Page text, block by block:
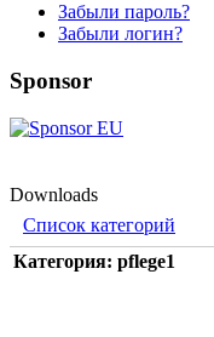
Забыли пароль?
Забыли логин?
Sponsor
Downloads
Список категорий
Категория: pflege1